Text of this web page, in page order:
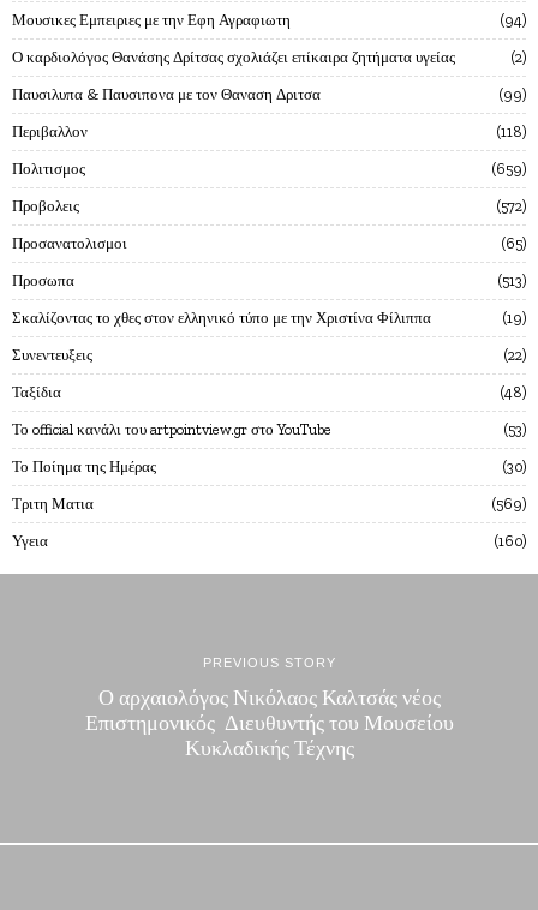
Μουσικες Εμπειριες με την Εφη Αγραφιωτη 94
Ο καρδιολόγος Θανάσης Δρίτσας σχολιάζει επίκαιρα ζητήματα υγείας 2
Παυσιλυπα & Παυσιπονα με τον Θαναση Δριτσα 99
Περιβαλλον 118
Πολιτισμος 659
Προβολεις 572
Προσανατολισμοι 65
Προσωπα 513
Σκαλίζοντας το χθες στον ελληνικό τύπο με την Χριστίνα Φίλιππα 19
Συνεντευξεις 22
Ταξίδια 48
Το official κανάλι του artpointview.gr στο YouTube 53
Το Ποίημα της Ημέρας 30
Τριτη Ματια 569
Υγεια 160
PREVIOUS STORY
Ο αρχαιολόγος Νικόλαος Καλτσάς νέος
Επιστημονικός Διευθυντής του Μουσείου
Κυκλαδικής Τέχνης